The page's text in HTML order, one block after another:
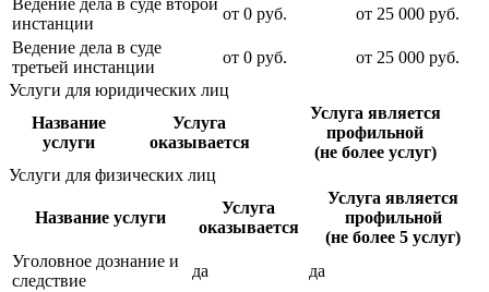
инстанции
от 0 руб. от 25 000 руб.
Ведение дела в суде
третьей инстанции
от 0 руб. от 25 000 руб.
Услуги для юридических лиц
Название
услуги
Услуга
оказывается
Услуга является
профильной
(не более услуг)
Услуги для физических лиц
Название услуги
Услуга
оказывается
Услуга является
профильной
(не более 5 услуг)
Уголовное дознание и
следствие
да
да